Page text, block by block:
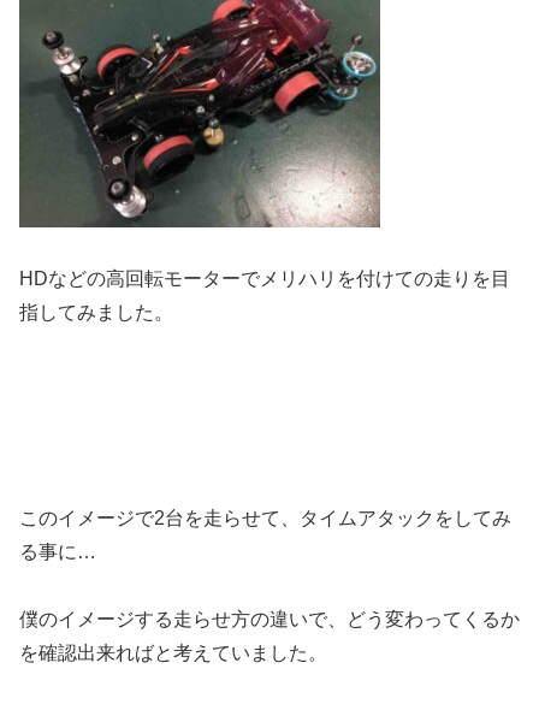
HDなどの高回転モーターでメリハリを付けての走りを目
指してみました。
このイメージで2台を走らせて、タイムアタックをしてみ
る事に…
僕のイメージする走らせ方の違いで、どう変わってくるか
を確認出来ればと考えていました。